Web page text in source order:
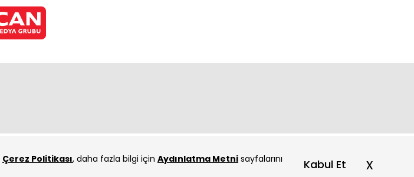
Çerez Politikası, daha fazla bilgi için Aydınlatma Metni sayfalarını
Kabul Et x